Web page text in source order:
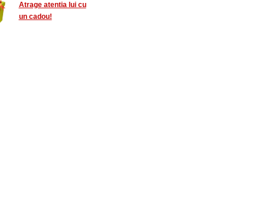
Atrage atentia lui cu
un cadou!